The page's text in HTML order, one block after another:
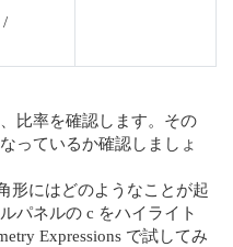
/
比率を確認します。その
っているか確認しましょ
形にはどのようなことが起
パネルの c をハイライト
Expressions で試してみ